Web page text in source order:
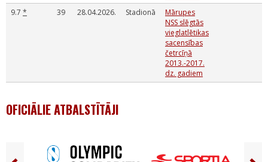
9.7 * 39 28.04.2026. Stadionā
Mārupes
NSS slēgtās
vieglatlētikas
sacensības
četrcīņā
2013.-2017.
dz. gadiem
OFICIĀLIE ATBALSTĪTĀJI